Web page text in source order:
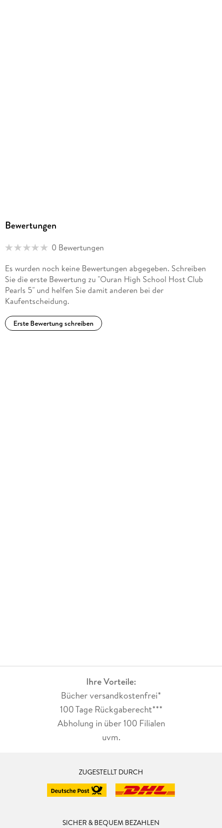
Hamburg, produktsicherheit@carlsen.de
Bewertungen
0 Bewertungen
Es wurden noch keine Bewertungen abgegeben. Schreiben
Sie die erste Bewertung zu "Ouran High School Host Club
Pearls 5" und helfen Sie damit anderen bei der
Kaufentscheidung.
Erste Bewertung schreiben
Ihre Vorteile:
Bücher versandkostenfrei*
100 Tage Rückgaberecht***
Abholung in über 100 Filialen
uvm.
ZUGESTELLT DURCH
SICHER & BEQUEM BEZAHLEN